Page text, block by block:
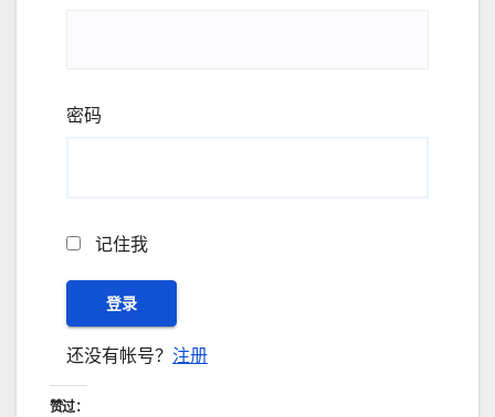
密码
记住我
还没有帐号？ 注册
赞过：